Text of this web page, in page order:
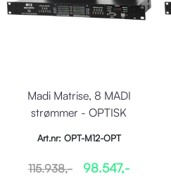
Madi Matrise, 8 MADI
strømmer - OPTISK
Art.nr: OPT-M12-OPT
115.938,- 98.547,-